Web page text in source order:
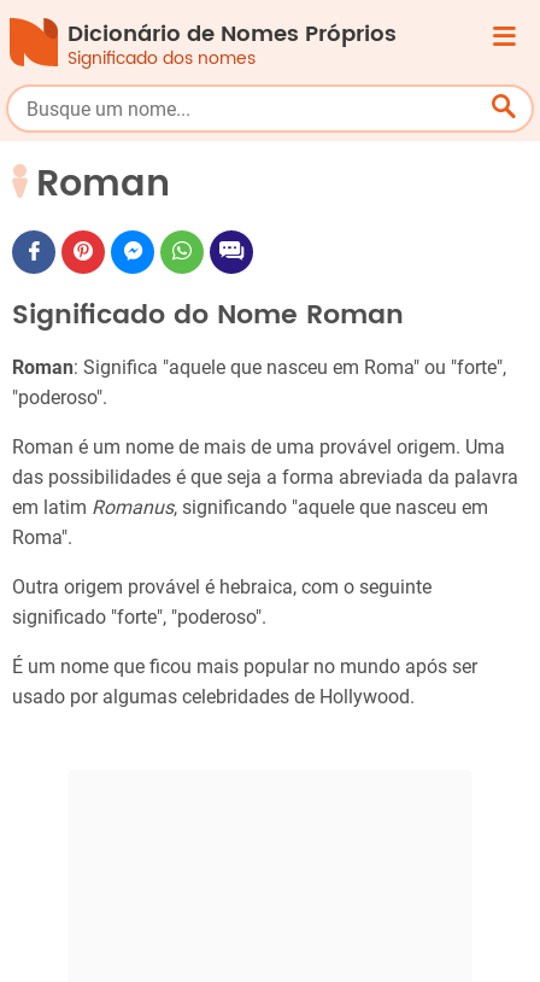
Dicionário de Nomes Próprios
Significado dos nomes
Roman
Significado do Nome Roman
Roman: Significa "aquele que nasceu em Roma" ou "forte",
"poderoso".
Roman é um nome de mais de uma provável origem. Uma
das possibilidades é que seja a forma abreviada da palavra
em latim Romanus, significando "aquele que nasceu em
Roma".
Outra origem provável é hebraica, com o seguinte
significado "forte", "poderoso".
É um nome que ficou mais popular no mundo após ser
usado por algumas celebridades de Hollywood.